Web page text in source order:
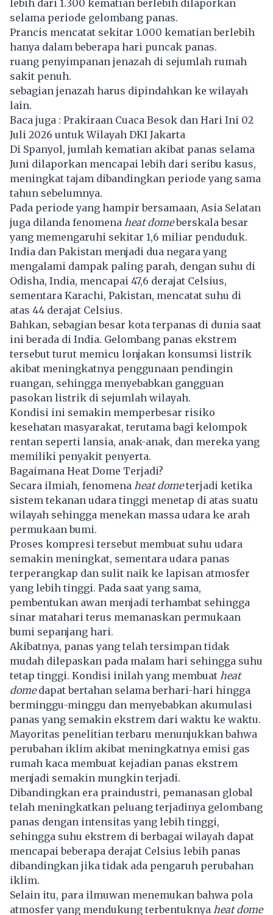
lebih dari 1.300 kematian berlebih dilaporkan
selama periode gelombang panas.
Prancis mencatat sekitar 1.000 kematian berlebih
hanya dalam beberapa hari puncak panas.
ruang penyimpanan jenazah di sejumlah rumah
sakit penuh.
sebagian jenazah harus dipindahkan ke wilayah
lain.
Baca juga : Prakiraan Cuaca Besok dan Hari Ini 02
Juli 2026 untuk Wilayah DKI Jakarta
Di Spanyol, jumlah kematian akibat panas selama
Juni dilaporkan mencapai lebih dari seribu kasus,
meningkat tajam dibandingkan periode yang sama
tahun sebelumnya.
Pada periode yang hampir bersamaan, Asia Selatan
juga dilanda fenomena heat domeberskala besar
yang memengaruhi sekitar 1,6 miliar penduduk.
India dan Pakistan menjadi dua negara yang
mengalami dampak paling parah, dengan suhu di
Odisha, India, mencapai 47,6 derajat Celsius,
sementara Karachi, Pakistan, mencatat suhu di
atas 44 derajat Celsius.
Bahkan, sebagian besar kota terpanas di dunia saat
ini berada di India. Gelombang panas ekstrem
tersebut turut memicu lonjakan konsumsi listrik
akibat meningkatnya penggunaan pendingin
ruangan, sehingga menyebabkan gangguan
pasokan listrik di sejumlah wilayah.
Kondisi ini semakin memperbesar risiko
kesehatan masyarakat, terutama bagi kelompok
rentan seperti lansia, anak-anak, dan mereka yang
memiliki penyakit penyerta.
Bagaimana Heat Dome Terjadi?
Secara ilmiah, fenomena heat dome terjadi ketika
sistem tekanan udara tinggi menetap di atas suatu
wilayah sehingga menekan massa udara ke arah
permukaan bumi.
Proses kompresi tersebut membuat suhu udara
semakin meningkat, sementara udara panas
terperangkap dan sulit naik ke lapisan atmosfer
yang lebih tinggi. Pada saat yang sama,
pembentukan awan menjadi terhambat sehingga
sinar matahari terus memanaskan permukaan
bumi sepanjang hari.
Akibatnya, panas yang telah tersimpan tidak
mudah dilepaskan pada malam hari sehingga suhu
tetap tinggi. Kondisi inilah yang membuat heat
domedapat bertahan selama berhari-hari hingga
berminggu-minggu dan menyebabkan akumulasi
panas yang semakin ekstrem dari waktu ke waktu.
Mayoritas penelitian terbaru menunjukkan bahwa
perubahan iklim akibat meningkatnya emisi gas
rumah kaca membuat kejadian panas ekstrem
menjadi semakin mungkin terjadi.
Dibandingkan era praindustri, pemanasan global
telah meningkatkan peluang terjadinya gelombang
panas dengan intensitas yang lebih tinggi,
sehingga suhu ekstrem di berbagai wilayah dapat
mencapai beberapa derajat Celsius lebih panas
dibandingkan jika tidak ada pengaruh perubahan
iklim.
Selain itu, para ilmuwan menemukan bahwa pola
atmosfer yang mendukung terbentuknya heat dome